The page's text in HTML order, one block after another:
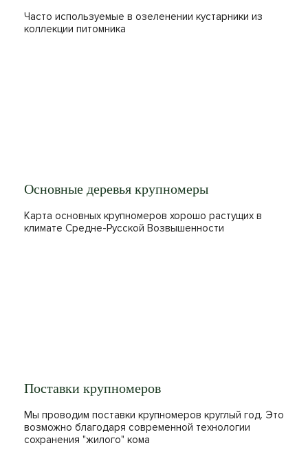
Часто используемые в озеленении кустарники из
коллекции питомника
Основные деревья крупномеры
Карта основных крупномеров хорошо растущих в
климате Средне-Русской Возвышенности
Поставки крупномеров
Мы проводим поставки крупномеров круглый год. Это
возможно благодаря современной технологии
сохранения "жилого" кома